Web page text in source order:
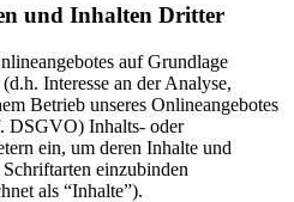
und Inhalten Dritter
auf Grundlage
Interesse an der Analyse,
Betrieb unseres Onlineangebotes
DSGVO) Inhalts- oder
ein, um deren Inhalte und
einzubinden
als “Inhalte”).